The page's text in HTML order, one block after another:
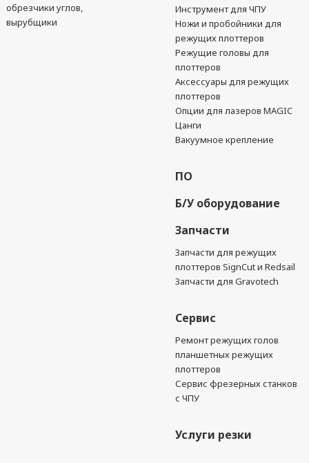
обрезчики углов,
вырубщики
Инструмент для ЧПУ
Ножи и пробойники для
режущих плоттеров
Режущие головы для
плоттеров
Аксессуары для режущих
плоттеров
Опции для лазеров MAGIC
Цанги
Вакуумное крепление
ПО
Б/У оборудование
Запчасти
Запчасти для режущих
плоттеров SignCut и Redsail
Запчасти для Gravotech
Сервис
Ремонт режущих голов
планшетных режущих
плоттеров
Сервис фрезерных станков
с ЧПУ
Услуги резки